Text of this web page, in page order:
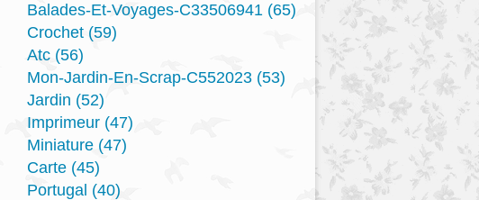
Balades-Et-Voyages-C33506941 (65)
Crochet (59)
Atc (56)
Mon-Jardin-En-Scrap-C552023 (53)
Jardin (52)
Imprimeur (47)
Miniature (47)
Carte (45)
Portugal (40)